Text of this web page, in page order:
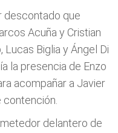
descontado que
Acuña y Cristian
Lucas Biglia y Ángel Di
la presencia de Enzo
acompañar a Javier
delantero de